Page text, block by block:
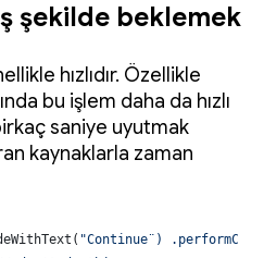
şekilde beklemek
hızlıdır. Özellikle
bu işlem daha da hızlı
saniye uyutmak
kaynaklarla zaman